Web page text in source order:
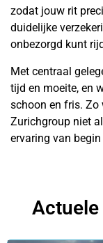
zodat jouw rit
duidelijke
onbezorgd kunt
Met centraal
tijd en moeite, en
schoon en fris. Zo
Zurichgroup niet
ervaring van